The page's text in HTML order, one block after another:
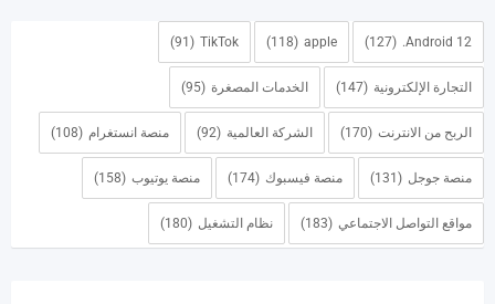
Android 12.
(127)
apple
(118)
TikTok
(91)
التجارة الإلكترونية (147) الخدمات المصغرة (95)
الربح من الانترنت (170) الشركة العالمية (92) منصة انستغرام (108)
منصة جوجل (131) منصة فيسبوك (174) منصة يوتيوب (158)
مواقع التواصل الاجتماعي (183) نظام التشغيل (180)